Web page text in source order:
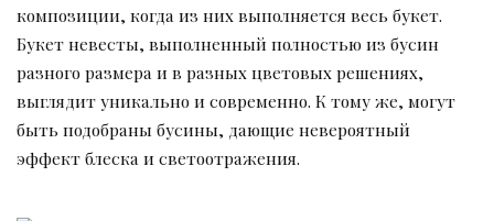
композиции, когда из них выполняется весь букет.
Букет невесты, выполненный полностью из бусин
разного размера и в разных цветовых решениях,
выглядит уникально и современно. К тому же, могут
быть подобраны бусины, дающие невероятный
эффект блеска и светоотражения.